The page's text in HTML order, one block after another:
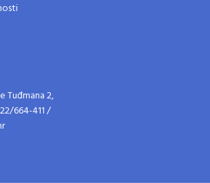
Tuđmana 2,
664-411 /